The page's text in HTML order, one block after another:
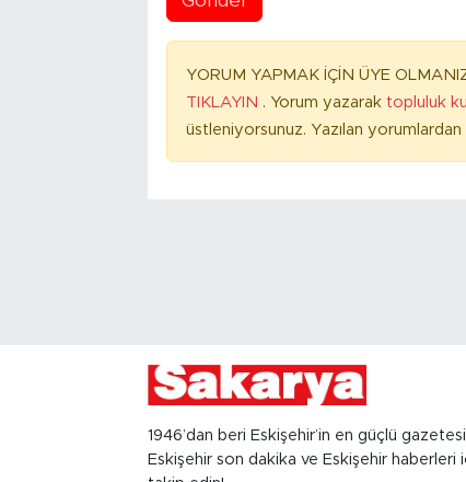
YORUM YAPMAK İÇİN ÜYE
TIKLAYIN . Yorum yazarak topluluk
üstleniyorsunuz. Yazılan
1946’dan beri Eskişehir’in en güçlü
Eskişehir son dakika ve Eskişehir haberleri